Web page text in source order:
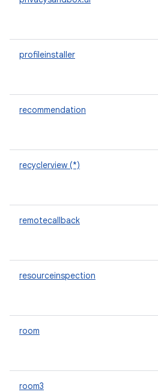
profileinstaller
recommendation
recyclerview (*)
remotecallback
resourceinspection
room
room3